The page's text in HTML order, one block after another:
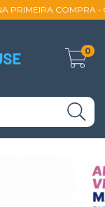
PRIMEIRA COMPRA
0